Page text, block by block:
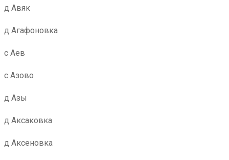
д Авяк
д Агафоновка
с Аев
с Азово
д Азы
д Аксаковка
д Аксеновка